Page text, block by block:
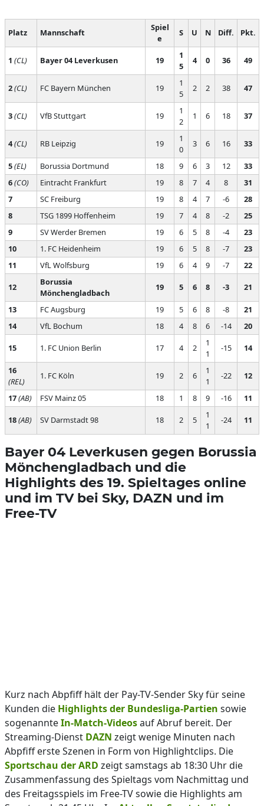
Platz Mannschaft
Spiel
e
S U N Diff. Pkt.
1 (CL) Bayer 04 Leverkusen 19
1
5
4 0 36 49
2(CL) FC Bayern München 19
1
5
2 2 38 47
3(CL) VfB Stuttgart 19
1
2
1 6 18 37
4(CL) RB Leipzig 19
1
0
3 6 16 33
5(EL) Borussia Dortmund 18 9 6 3 12
33
6(CO) Eintracht Frankfurt 19 8 7 4 8
31
7
SC Freiburg 19 8 4 7 -6
28
8
TSG 1899 Hoffenheim 19 7 4 8 -2
25
9
SV Werder Bremen 19 6 5 8 -4
23
10
1. FC Heidenheim 19 6 5 8 -7
23
11
VfL Wolfsburg 19 6 4 9 -7 22
12
Borussia
Mönchengladbach
19 5 6 8 -3 21
13 FC Augsburg 19 5 6 8 -8
21
14
VfL Bochum 18 4 8 6 -14 20
15 1. FC Union Berlin 17 4 2
1
1
-15 14
16
(REL)
1. FC Köln 19 2 6
1
1
-22 12
17(AB) FSV Mainz 05 18 1 8 9 -16 11
18(AB) SV Darmstadt 98 18 2 5
1
1
-24 11
Bayer 04 Leverkusen gegen Borussia
Mönchengladbach und die
Highlights des 19. Spieltages online
und im TV bei Sky, DAZN und im
Free-TV
Kurz nach Abpfiff hält der Pay-TV-Sender Sky für seine
Kunden die Highlights der Bundesliga-Partien sowie
sogenannteIn-Match-Videosauf Abruf bereit. Der
Streaming-Dienst DAZN zeigt wenige Minuten nach
Abpfiff erste Szenen in Form von Highlightclips. Die
Sportschau der ARD zeigt samstags ab 18:30 Uhr die
Zusammenfassung des Spieltags vom Nachmittag und
des Freitagsspiels im Free-TV sowie die Highlights am